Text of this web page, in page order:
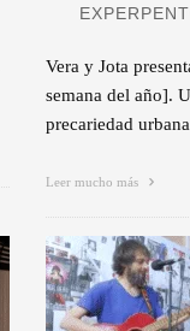
Vera y Jota
semana del año].
precariedad
Leer mucho más